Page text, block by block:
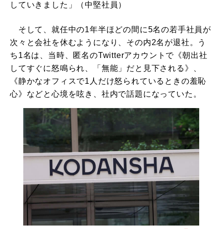
していきました」（中堅社員）
そして、就任中の1年半ほどの間に5名の若手社員が
次々と会社を休むようになり、その内2名が退社。う
ち1名は、当時、匿名のTwitterアカウントで《朝出社
してすぐに怒鳴られ、「無能」だと見下される》、
《静かなオフィスで1人だけ怒られているときの羞恥
心》などと心境を呟き、社内で話題になっていた。